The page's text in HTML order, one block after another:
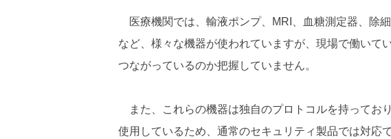
医療機関では、輸液ポンプ、MRI、血糖測定器、除
など、様々な機器が使われていますが、現場で働いて
つながっているのか把握していません。
また、これらの機器は独自のプロトコルを持ってお
使用しているため、通常のセキュリティ製品では対応